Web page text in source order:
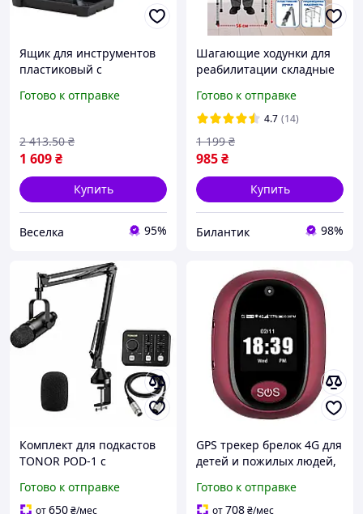
Ящик для инструментов
пластиковый с
хранения мелких деталей
нужд FLAME
Готово к отправке
1 609₴
2 413.50 ₴
Купить
Веселка 95%
Шагающие ходунки для
реабилитации складные
пожилых и инвалидов
ходули
Готово к отправке
4.7 (14)
985₴
1 199 ₴
Купить
Билантик 98%
Комплект для подкастов
TONOR POD-1 с
микрофоном,
аудиомикшером и
Готово к отправке
от650₴/мес
GPS трекер брелок 4G для
детей и пожилых людей,
экраном, кнопкой SOS,
аудиозвонком,
Готово к отправке
от708₴/мес